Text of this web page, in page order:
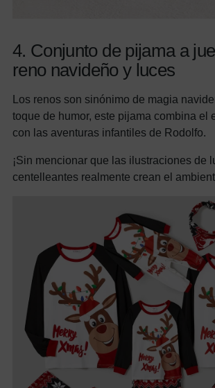
4. Conjunto de pijama a
reno navideño y luces
Los renos son sinónimo de magia
toque de humor, este pijama combina el
con las aventuras infantiles de Rodolfo.
¡Sin mencionar que las ilustraciones de
centelleantes realmente crean el